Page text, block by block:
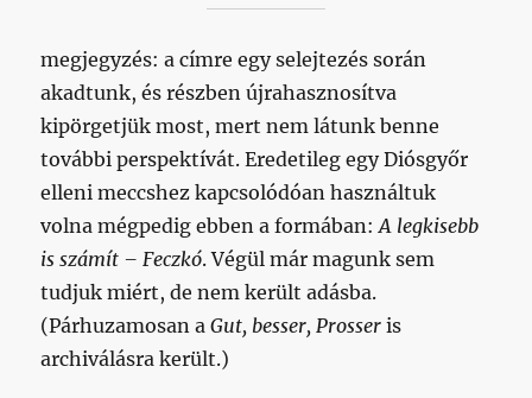
megjegyzés: a címre egy selejtezés során
akadtunk, és részben újrahasznosítva
kipörgetjük most, mert nem látunk benne
további perspektívát. Eredetileg egy Diósgyőr
elleni meccshez kapcsolódóan használtuk
volna mégpedig ebben a formában:A legkisebb
is számít – Feczkó. Végül már magunk sem
tudjuk miért, de nem került adásba.
(Párhuzamosan aGut, besser, Prosser is
archiválásra került.)